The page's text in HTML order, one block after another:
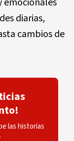
diarias,
cambios de
las historias